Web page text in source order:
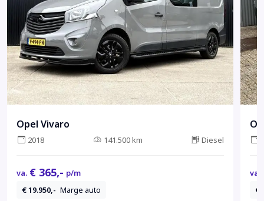
Opel Vivaro
2018 141.500 km Diesel
va. € 365,- p/m
€ 19.950,- Marge auto
va.
€